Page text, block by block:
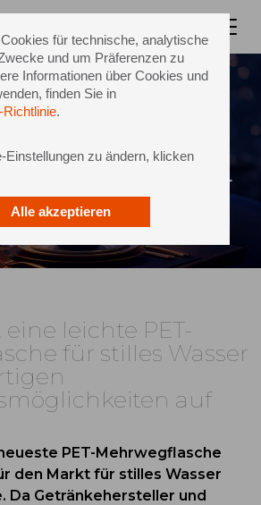
für technische, analytische
und um Präferenzen zu
Informationen über Cookies und
finden Sie in
.
Einstellungen zu ändern, klicken
Alle akzeptieren
PET – Still Water
leichte PET-
für stilles Wasser
auf
PET-Mehrwegflasche
den Markt für stilles Wasser
Da Getränkehersteller und